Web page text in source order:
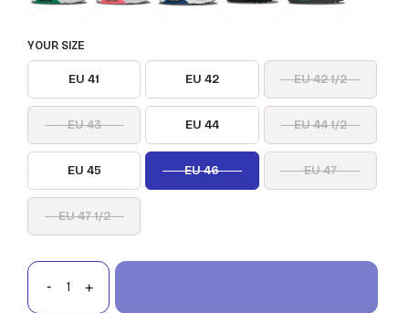
YOUR SIZE
EU 41 EU 42 EU 42 1/2
EU 43 EU 44 EU 44 1/2
EU 45 EU 46 EU 47
EU 47 1/2